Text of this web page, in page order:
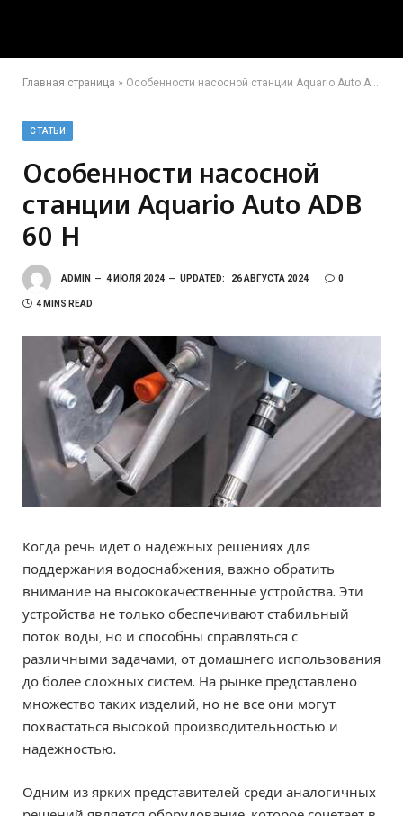
Главная страница » Особенности насосной станции Aquario Auto ADB 60 H
СТАТЬИ
Особенности насосной
станции Aquario Auto ADB
60 H
ADMIN 4 ИЮЛЯ 2024 UPDATED: 26 АВГУСТА 2024 0
4 MINS READ
Когда речь идет о надежных решениях для
поддержания водоснабжения, важно обратить
внимание на высококачественные устройства. Эти
устройства не только обеспечивают стабильный
поток воды, но и способны справляться с
различными задачами, от домашнего использования
до более сложных систем. На рынке представлено
множество таких изделий, но не все они могут
похвастаться высокой производительностью и
надежностью.
Одним из ярких представителей среди аналогичных